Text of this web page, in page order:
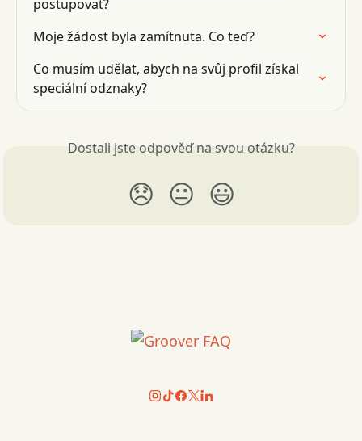
postupovat?
Moje žádost byla zamítnuta. Co teď?
Co musím udělat, abych na svůj profil získal
speciální odznaky?
Dostali jste odpověď na svou otázku?
😞 😐 😃